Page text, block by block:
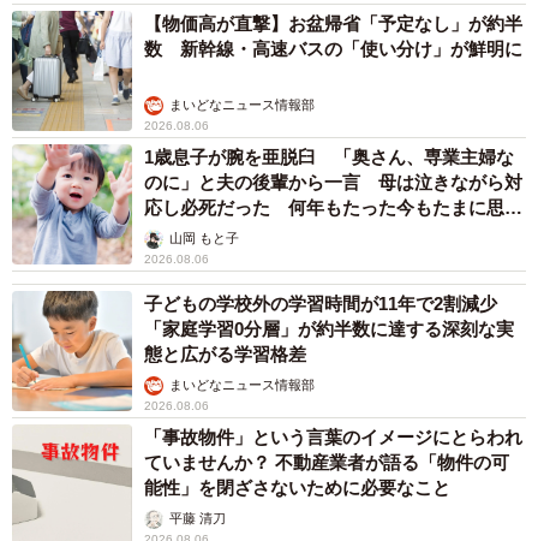
【物価高が直撃】お盆帰省「予定なし」が約半
数 新幹線・高速バスの「使い分け」が鮮明に
まいどなニュース情報部
2026.08.06
1歳息子が腕を亜脱臼 「奥さん、専業主婦な
のに」と夫の後輩から一言 母は泣きながら対
応し必死だった 何年もたった今もたまに思い
出し…山岡 もと子
2026.08.06
子どもの学校外の学習時間が11年で2割減少
「家庭学習0分層」が約半数に達する深刻な実
態と広がる学習格差
まいどなニュース情報部
2026.08.06
「事故物件」という言葉のイメージにとらわれ
ていませんか？ 不動産業者が語る「物件の可
能性」を閉ざさないために必要なこと
平藤 清刀